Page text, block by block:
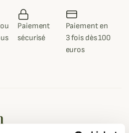
Paiement
sécurisé
Paiement en
3 fois dès 100
euros